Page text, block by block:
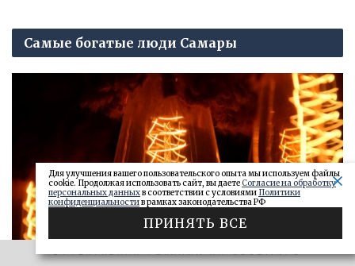
Самые богатые люди Самары
Для улучшения вашего пользовательского опыта мы используем файлы
cookie. Продолжая использовать сайт, вы даетеСогласие на обработку
персональных данныхв соответствии с условиями Политики
конфиденциальностив рамках законодательства РФ
ПРИНЯТЬ ВСЕ
ЭФФЕКТИВНАЯ РЕКЛАМА НА OBOZ.INFO